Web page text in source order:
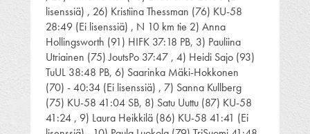
lisenssiä) , 26) Kristiina Thessman (76) KU-58
28:49 (Ei lisenssiä) , N 10 km tie 2) Anna
Hollingsworth (91) HIFK 37:18 PB, 3) Pauliina
Utriainen (75) JoutsPo 37:47 , 4) Heidi Sajo (93)
TuUL 38:48 PB, 6) Saarinka Mäki-Hokkonen
(70) - 40:34 (Ei lisenssiä) , 7) Sanna Kullberg
(75) KU-58 41:04 SB, 8) Satu Uuttu (87) KU-58
41:24 , 9) Laura Heikkilä (86) KU-58 41:41 (Ei